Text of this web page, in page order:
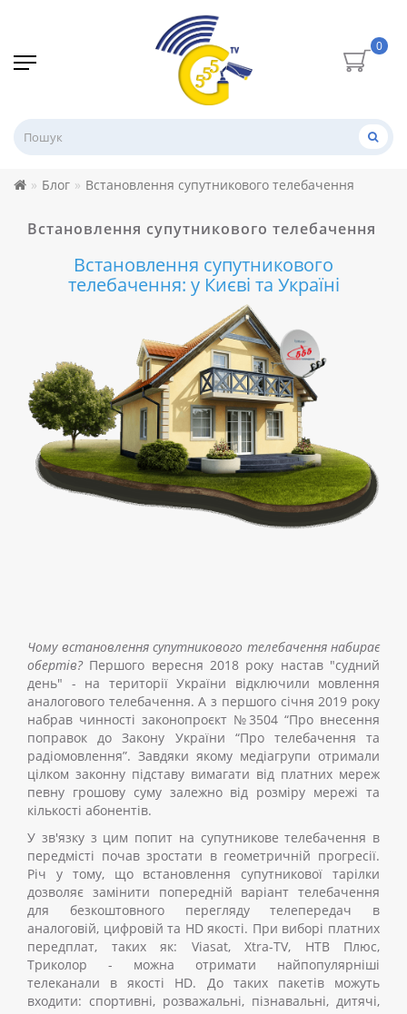
0
Блог Встановлення супутникового телебачення
Встановлення супутникового телебачення
Встановлення супутникового
телебачення: у Києві та Україні
Чому встановлення супутникового телебачення набирає
обертів?Першого вересня 2018 року настав "судний
день" - на території України відключили мовлення
аналогового телебачення. А з першого січня 2019 року
набрав чинності законопроєкт №3504 “Про внесення
поправок до Закону України “Про телебачення та
радіомовлення”. Завдяки якому медіагрупи отримали
цілком законну підставу вимагати від платних мереж
певну грошову суму залежно від розміру мережі та
кількості абонентів.
У зв'язку з цим попит на супутникове телебачення в
передмісті почав зростати в геометричній прогресії.
Річ у тому, щовстановлення супутникової тарілки
дозволяє замінити попередній варіант телебачення
для безкоштовного перегляду телепередач в
аналоговій, цифровій та HD якості. При виборі платних
передплат, таких як: Viasat, Xtra-TV, НТВ Плюс,
Триколор
-
можна отримати найпопулярніші
телеканали в якості HD. До таких пакетів можуть
входити: спортивні, розважальні, пізнавальні, дитячі,